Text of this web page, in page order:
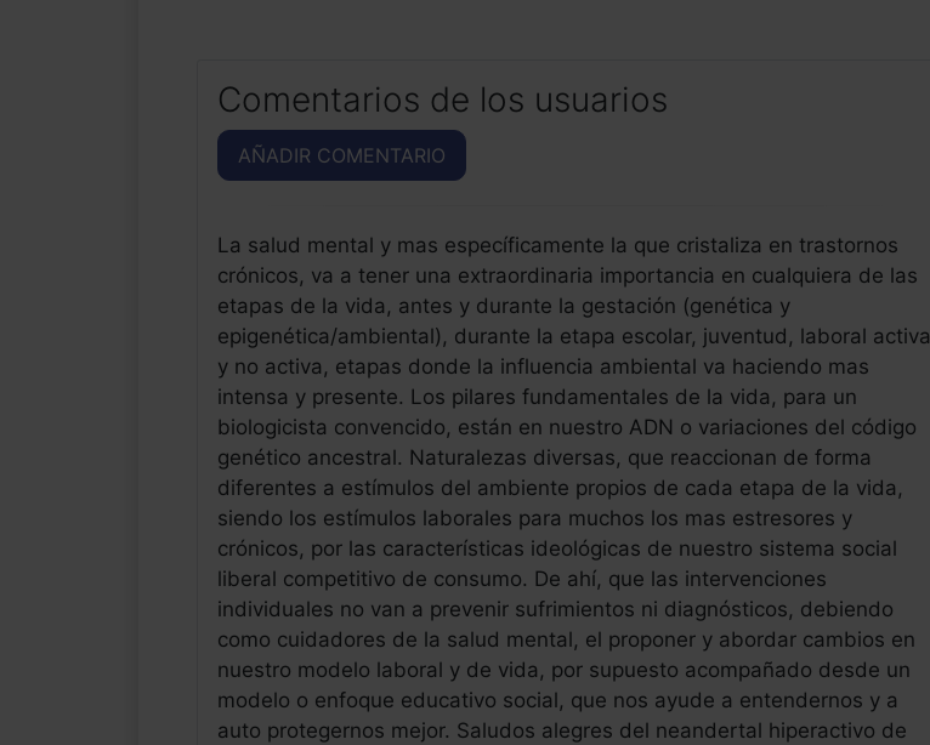
Comentarios de los usuarios
AÑADIR COMENTARIO
La salud mental y mas específicamente la que cristaliza en trastornos
crónicos, va a tener una extraordinaria importancia en cualquiera de las
etapas de la vida, antes y durante la gestación (genética y
epigenética/ambiental), durante la etapa escolar, juventud, laboral activa
y no activa, etapas donde la influencia ambiental va haciendo mas
intensa y presente. Los pilares fundamentales de la vida, para un
biologicista convencido, están en nuestro ADN o variaciones del código
genético ancestral. Naturalezas diversas, que reaccionan de forma
diferentes a estímulos del ambiente propios de cada etapa de la vida,
siendo los estímulos laborales para muchos los mas estresores y
crónicos, por las características ideológicas de nuestro sistema social
liberal competitivo de consumo. De ahí, que las intervenciones
individuales no van a prevenir sufrimientos ni diagnósticos, debiendo
como cuidadores de la salud mental, el proponer y abordar cambios en
nuestro modelo laboral y de vida, por supuesto acompañado desde un
modelo o enfoque educativo social, que nos ayude a entendernos y a
auto protegernos mejor. Saludos alegres del neandertal hiperactivo de